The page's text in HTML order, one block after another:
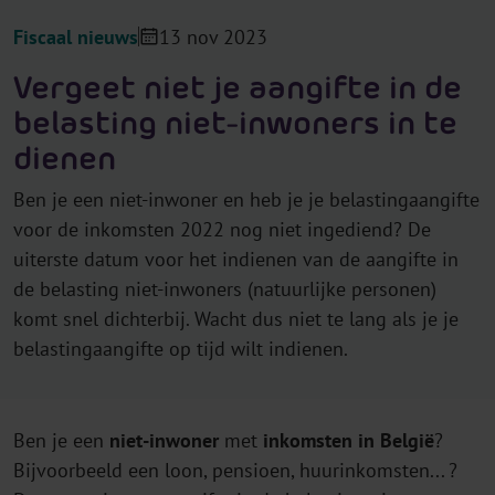
Fiscaal nieuws 13 nov 2023
Vergeet niet je aangifte in de
belasting niet-inwoners in te
dienen
Ben je een niet-inwoner en heb je je belastingaangifte
voor de inkomsten 2022 nog niet ingediend? De
uiterste datum voor het indienen van de aangifte in
de belasting niet-inwoners (natuurlijke personen)
komt snel dichterbij. Wacht dus niet te lang als je je
belastingaangifte op tijd wilt indienen.
Ben je een niet-inwoner met inkomsten in België?
Bijvoorbeeld een loon, pensioen, huurinkomsten... ?